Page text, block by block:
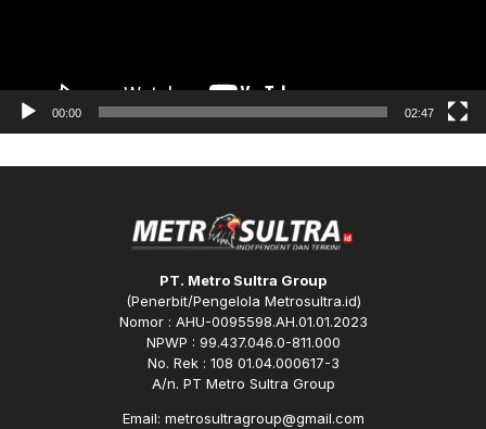
00:00 02:47
PT. Metro Sultra Group
(Penerbit/Pengelola Metrosultra.id)
Nomor : AHU-0095598.AH.01.01.2023
NPWP : 99.437.046.0-811.000
No. Rek : 108 01.04.000617-3
A/n. PT Metro Sultra Group
Email: metrosultragroup@gmail.com